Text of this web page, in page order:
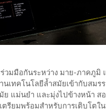
วมมือกันระหว่าง มาย-ภาคภูมิ
นเทคโนโลยีล้ำสมัยเข้ากับสม
ย แม่นยำ และมุ่งไปข้างหน้า ส
เตรียมพร้อมสำหรับการเติบโตใ